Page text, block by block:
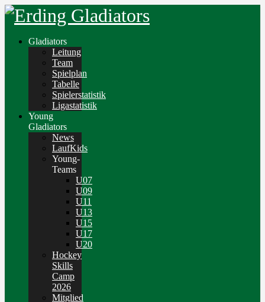
Gladiators
Leitung
Team
Spielplan
Tabelle
Spielerstatistik
Ligastatistik
Young
Gladiators
News
LaufKids
Young-
Teams
U07
U09
U11
U13
U15
U17
U20
Hockey
Skills
Camp
2026
Mitglied